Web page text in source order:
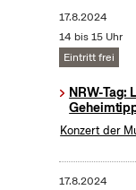
17.8.2024
14 bis 15 Uhr
Eintritt frei
NRW-Tag:
Konzert der
17.8.2024